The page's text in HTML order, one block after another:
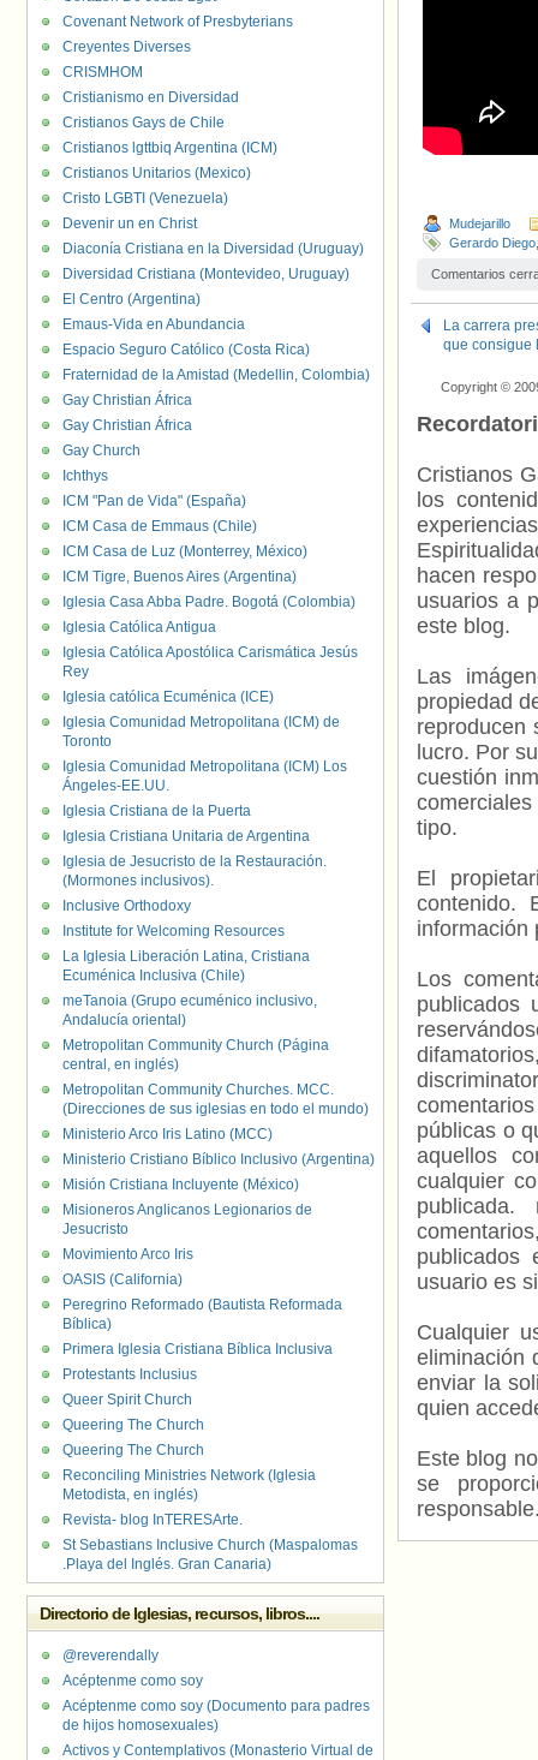
Mudejarillo
Gerardo Diego
Comentarios
La carrera
que consigue
Copyright ©
Cristianos
los
hacen
usuarios a
este blog.
Las
propiedad
reproducen
lucro. Por
cuestión
tipo.
El
contenido.
información
Los
publicados
públicas o
aquellos
cualquier
usuario es
Cualquier
eliminación
enviar la
quien
Este blog
se
Covenant Network of Presbyterians
Creyentes Diverses
CRISMHOM
Cristianismo en Diversidad
Cristianos Gays de Chile
Cristianos lgttbiq Argentina (ICM)
Cristianos Unitarios (Mexico)
Cristo LGBTI (Venezuela)
Devenir un en Christ
Diaconía Cristiana en la Diversidad (Uruguay)
Diversidad Cristiana (Montevideo, Uruguay)
El Centro (Argentina)
Emaus-Vida en Abundancia
Espacio Seguro Católico (Costa Rica)
Fraternidad de la Amistad (Medellin, Colombia)
Gay Christian África
Gay Christian África
Gay Church
Ichthys
ICM "Pan de Vida" (España)
ICM Casa de Emmaus (Chile)
ICM Casa de Luz (Monterrey, México)
ICM Tigre, Buenos Aires (Argentina)
Iglesia Casa Abba Padre. Bogotá (Colombia)
Iglesia Católica Antigua
Iglesia Católica Apostólica Carismática Jesús
Rey
Iglesia católica Ecuménica (ICE)
Iglesia Comunidad Metropolitana (ICM) de
Toronto
Iglesia Comunidad Metropolitana (ICM) Los
Ángeles-EE.UU.
Iglesia Cristiana de la Puerta
Iglesia Cristiana Unitaria de Argentina
Iglesia de Jesucristo de la Restauración.
(Mormones inclusivos).
Inclusive Orthodoxy
Institute for Welcoming Resources
La Iglesia Liberación Latina, Cristiana
Ecuménica Inclusiva (Chile)
meTanoia (Grupo ecuménico inclusivo,
Andalucía oriental)
Metropolitan Community Church (Página
central, en inglés)
Metropolitan Community Churches. MCC.
(Direcciones de sus iglesias en todo el mundo)
Ministerio Arco Iris Latino (MCC)
Ministerio Cristiano Bíblico Inclusivo (Argentina)
Misión Cristiana Incluyente (México)
Misioneros Anglicanos Legionarios de
Jesucristo
Movimiento Arco Iris
OASIS (California)
Peregrino Reformado (Bautista Reformada
Bíblica)
Primera Iglesia Cristiana Bíblica Inclusiva
Protestants Inclusius
Queer Spirit Church
Queering The Church
Queering The Church
Reconciling Ministries Network (Iglesia
Metodista, en inglés)
Revista- blog InTERESArte.
St Sebastians Inclusive Church (Maspalomas
.Playa del Inglés. Gran Canaria)
Directorio de Iglesias, recursos, libros....
@reverendally
Acéptenme como soy
Acéptenme como soy (Documento para padres
de hijos homosexuales)
Activos y Contemplativos (Monasterio Virtual de